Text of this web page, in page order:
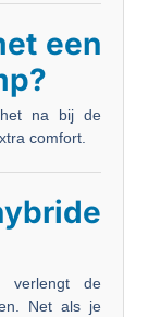
een
het na bij de
comfort.
verlengt de
Net als je